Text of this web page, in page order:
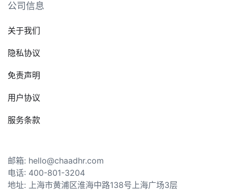
公司信息
关于我们
隐私协议
免责声明
用户协议
服务条款
邮箱: hello@chaadhr.com
电话: 400-801-3204
地址: 上海市黄浦区淮海中路138号上海广场3层